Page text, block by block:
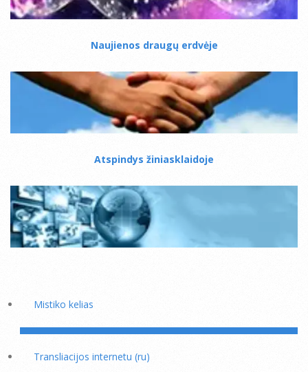
Naujienos draugų erdvėje
Atspindys žiniasklaidoje
Mistiko kelias
Transliacijos internetu (ru)